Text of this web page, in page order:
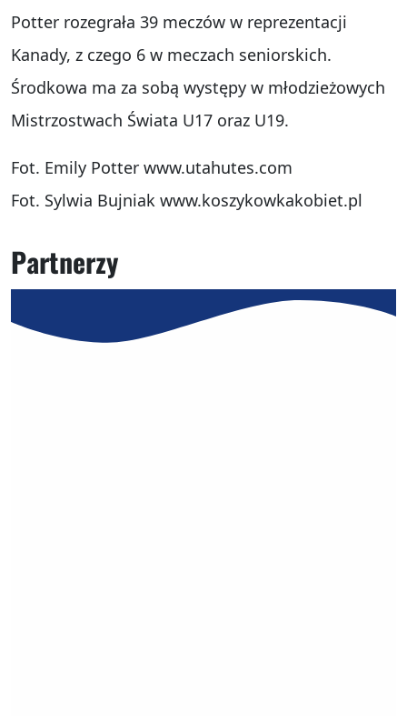
Potter rozegrała 39 meczów w reprezentacji
Kanady, z czego 6 w meczach seniorskich.
Środkowa ma za sobą występy w młodzieżowych
Mistrzostwach Świata U17 oraz U19.
Fot. Emily Potter www.utahutes.com
Fot. Sylwia Bujniak www.koszykowkakobiet.pl
Partnerzy